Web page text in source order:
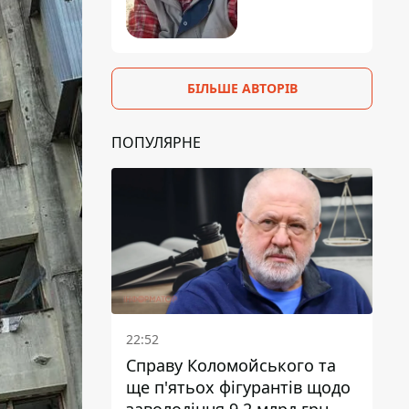
БІЛЬШЕ АВТОРІВ
ПОПУЛЯРНЕ
22:52
Справу Коломойського та
ще п'ятьох фігурантів щодо